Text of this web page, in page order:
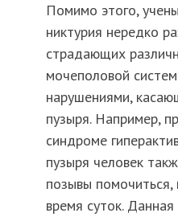
Помимо этого,
никтурия нередко
страдающих
мочеполовой
нарушениями,
пузыря. Например,
синдроме
пузыря человек
позывы
время суток.